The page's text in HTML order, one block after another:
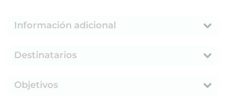
Información adicional
Destinatarios
Objetivos